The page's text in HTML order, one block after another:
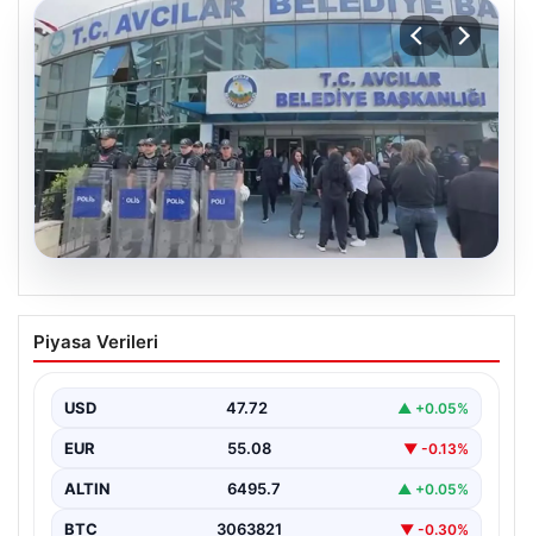
05.08.2026
Avcılar Belediyesi’ne operasyon. 12
şüpheli gözaltına alındı
12 Şüpheli Gözaltına Alındı", "content": "İstanbul'un
önemli ilçelerinden Avcılar'da…
Piyasa Verileri
USD 47.72 ▲ +0.05%
EUR 55.08 ▼ -0.13%
ALTIN 6495.7 ▲ +0.05%
BTC 3063821 ▼ -0.30%